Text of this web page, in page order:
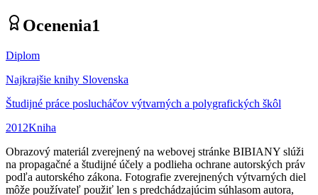
Ocenenia1
Diplom
Najkrajšie knihy Slovenska
Študijné práce poslucháčov výtvarných a polygrafických škôl
2012Kniha
Obrazový materiál zverejnený na webovej stránke BIBIANY slúži
na propagačné a študijné účely a podlieha ochrane autorských práv
podľa autorského zákona. Fotografie zverejnených výtvarných diel
môže používateľ použiť len s predchádzajúcim súhlasom autora,